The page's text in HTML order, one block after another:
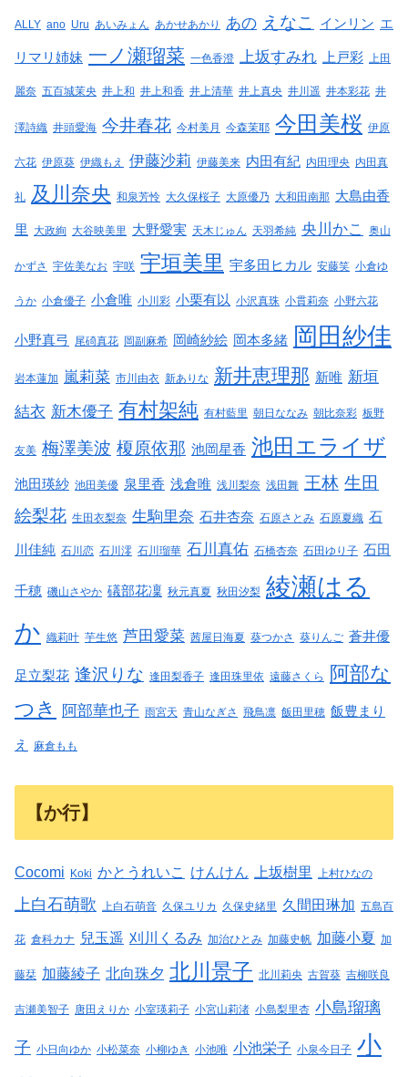
ALLY ano Uru あいみょん あかせあかり あの えなこ インリン エ
リマリ姉妹 一ノ瀬瑠菜 一色香澄 上坂すみれ 上戸彩 上田
麗奈 五百城茉央 井上和 井上和香 井上清華 井上真央 井川遥 井本彩花 井
澤詩織 井頭愛海 今井春花 今村美月 今森茉耶 今田美桜 伊原
六花 伊原葵 伊織もえ 伊藤沙莉 伊藤美来 内田有紀 内田理央 内田真
礼 及川奈央 和泉芳怜 大久保桜子 大原優乃 大和田南那 大島由香
里 大政絢 大谷映美里 大野愛実 天木じゅん 天羽希純 央川かこ 奥山
かずさ 宇佐美なお 宇咲 宇垣美里 宇多田ヒカル 安藤笑 小倉ゆ
うか 小倉優子 小倉唯 小川彩 小栗有以 小沢真珠 小貫莉奈 小野六花
小野真弓 尾碕真花 岡副麻希 岡崎紗絵 岡本多緒 岡田紗佳
岩本蓮加 嵐莉菜 市川由衣 新ありな 新井恵理那 新唯 新垣
結衣 新木優子 有村架純 有村藍里 朝日ななみ 朝比奈彩 板野
友美 梅澤美波 榎原依那 池岡星香 池田エライザ
池田瑛紗 池田美優 泉里香 浅倉唯 浅川梨奈 浅田舞 王林 生田
絵梨花 生田衣梨奈 生駒里奈 石井杏奈 石原さとみ 石原夏織 石
川佳純 石川恋 石川澪 石川瑠華 石川真佑 石橋杏奈 石田ゆり子 石田
千穂 磯山さやか 礒部花凜 秋元真夏 秋田汐梨 綾瀬はる
か 織莉叶 芋生悠 芦田愛菜 茜屋日海夏 葵つかさ 葵りんご 蒼井優
足立梨花 逢沢りな 逢田梨香子 逢田珠里依 遠藤さくら
阿部な
つき 阿部華也子 雨宮天 青山なぎさ 飛鳥凛 飯田里穂 飯豊まり
え 麻倉もも
【か行】
Cocomi Koki かとうれいこ けんけん 上坂樹里 上村ひなの
上白石萌歌 上白石萌音 久保ユリカ 久保史緒里 久間田琳加 五島百
花 倉科カナ 兒玉遥 刈川くるみ 加治ひとみ 加藤史帆 加藤小夏 加
藤栞 加藤綾子 北向珠夕 北川景子 北川莉央 古賀葵 吉柳咲良
吉瀬美智子 唐田えりか 小室瑛莉子 小宮山莉渚 小島梨里杏 小島瑠璃
子 小日向ゆか 小松菜奈 小柳ゆき 小池唯 小池栄子 小泉今日子 小